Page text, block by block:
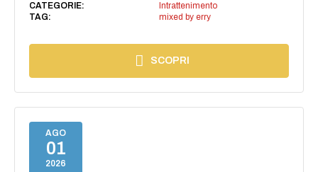
CATEGORIE:
Intrattenimento
TAG:
mixed by erry
SCOPRI
AGO
01
2026